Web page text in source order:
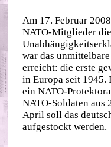
Am 17. Februar
NATO-Mitglieder
war das
erreicht: die erste
in Europa seit
ein NATO-
NATO-Soldaten aus
April soll das
aufgestockt werden.